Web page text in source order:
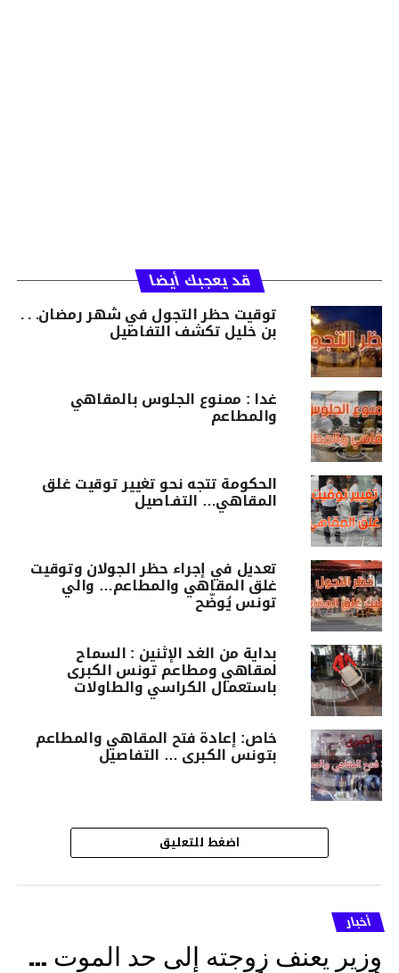
قد يعجبك أيضا
توقيت حظر التجول في شهر رمضان. . .
بن خليل تكشف التفاصيل
غدا : ممنوع الجلوس بالمقاهي
والمطاعم
الحكومة تتجه نحو تغيير توقيت غلق
المقاهي… التفـاصيل
تعديل في إجراء حظر الجولان وتوقيت
غلق المقاهي والمطاعم… والي
تونس يُوضّح
بداية من الغد الإثنين : السماح
لمقاهي ومطاعم تونس الكبرى
باستعمال الكراسي والطاولات
خاص: إعادة فتح المقاهي والمطاعم
بتونس الكبرى … التفاصيل
اضغط للتعليق
أخبار
وزير يعنف زوجته إلى حد الموت …